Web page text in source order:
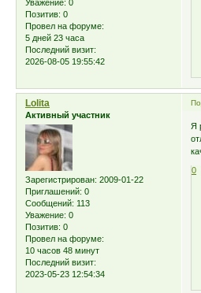
Уважение: 0
Позитив: 0
Провел на форуме:
5 дней 23 часа
Последний визит:
2026-08-05 19:55:42
Lolita
Активный участник
Зарегистрирован: 2009-01-22
Приглашений: 0
Сообщений: 113
Уважение: 0
Позитив: 0
Провел на форуме:
10 часов 48 минут
Последний визит:
2023-05-23 12:54:34
Я
0